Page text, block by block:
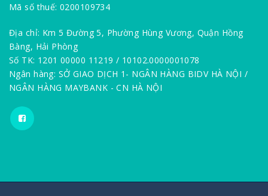
Mã số thuế: 0200109734
Địa chỉ: Km 5 Đường 5, Phường Hùng Vương, Quận Hồng
Bàng, Hải Phòng
Số TK: 1201 00000 11219 / 10102.0000001078
Ngân hàng: SỞ GIAO DỊCH 1- NGÂN HÀNG BIDV HÀ NỘI /
NGÂN HÀNG MAYBANK - CN HÀ NỘI